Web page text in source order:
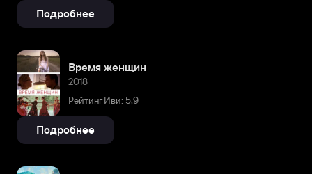
увлекается компьютерными играми, любит спорт. За
время творческой жизни артист заполучил огромную
Подробнее
Время женщин
2018
Рейтинг Иви: 5,9
Подробнее